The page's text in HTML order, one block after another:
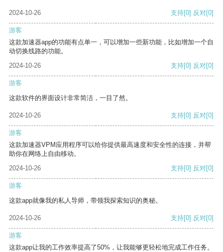
2024-10-26 支持[0] 反对[0]
游客
这款加速器app的功能有点单一，可以增加一些新功能，比如增加一个自
动切换线路的功能。
2024-10-26
支持[0] 反对[0]
游客
这款软件的界面设计非常简洁，一目了然。
2024-10-26 支持[0] 反对[0]
游客
这款加速器VPM应用程序可以给你提供最高速度和安全性的连接，并帮
助你在网络上自由移动。
2024-10-26
支持[0] 反对[0]
游客
这款app就像我的私人导师，带领我探索知识的奥秘。
2024-10-26 支持[0] 反对[0]
游客
这款app让我的工作效率提高了50%，让我能够更轻松地完成工作任务。